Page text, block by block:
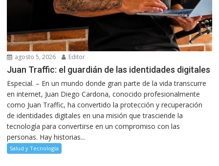
agosto 5, 2026 Editor
Juan Traffic: el guardián de las identidades digitales
Especial. – En un mundo donde gran parte de la vida transcurre
en internet, Juan Diego Cardona, conocido profesionalmente
como Juan Traffic, ha convertido la protección y recuperación
de identidades digitales en una misión que trasciende la
tecnología para convertirse en un compromiso con las
personas. Hay historias...
Salud y Tecnología